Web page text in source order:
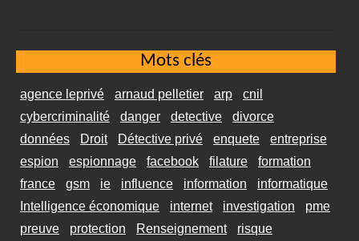
Mots clés
agence leprivé arnaud pelletier arp
cnil
cybercriminalité
danger detective
divorce
données
Droit Détective privé enquete
entreprise
espion
espionnage facebook filature
formation
france
gsm ie influence information
informatique
Intelligence économique
internet investigation
pme
preuve
protection Renseignement risque